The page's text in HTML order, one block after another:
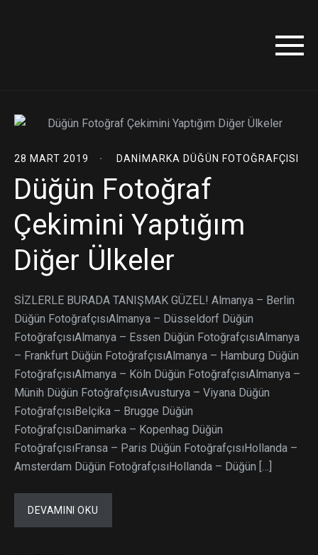
28 MART 2019 DANIMARKA DÜĞÜN FOTOĞRAFÇISI
Düğün Fotoğraf
Çekimini Yaptığım
Diğer Ülkeler
SİZLERLE BURADA TANIŞMAK GÜZEL! Almanya – Berlin
Düğün FotoğrafçısıAlmanya – Düsseldorf Düğün
FotoğrafçısıAlmanya – Essen Düğün FotoğrafçısıAlmanya
– Frankfurt Düğün FotoğrafçısıAlmanya – Hamburg Düğün
FotoğrafçısıAlmanya – Köln Düğün FotoğrafçısıAlmanya –
Münih Düğün FotoğrafçısıAvusturya – Viyana Düğün
FotoğrafçısıBelçika – Brugge Düğün
FotoğrafçısıDanimarka – Kopenhag Düğün
FotoğrafçısıFransa – Paris Düğün FotoğrafçısıHollanda –
Amsterdam Düğün FotoğrafçısıHollanda – Düğün […]
DEVAMINI OKU